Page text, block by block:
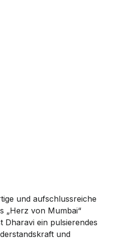
und aufschlussreiche
„Herz von Mumbai“
Dharavi ein pulsierendes
und